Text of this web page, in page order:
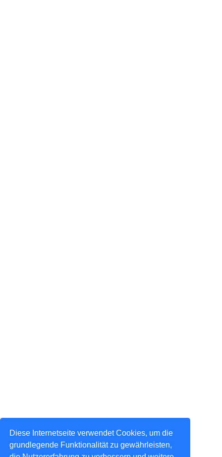
Diese Internetseite verwendet Cookies, um die
grundlegende Funktionalität zu gewährleisten,